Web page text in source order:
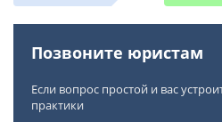
Позвоните юристам
Если вопрос простой и вас
практики